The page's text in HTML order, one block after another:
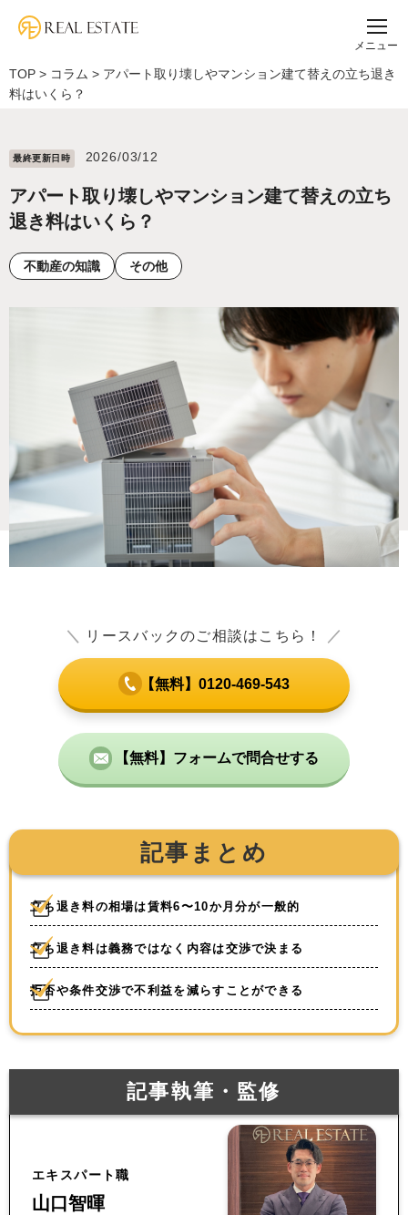
メニュー
TOP > コラム > アパート取り壊しやマンション建て替えの立ち退き
料はいくら？
最終更新⽇時 2026/03/12
アパート取り壊しやマンション建て替えの立ち
退き料はいくら？
不動産の知識 その他
＼ リースバックのご相談はこちら！ ／
【無料】0120-469-543
【無料】フォームで問合せする
記事まとめ
立ち退き料の相場は賃料6〜10か月分が一般的
立ち退き料は義務ではなく内容は交渉で決まる
拒否や条件交渉で不利益を減らすことができる
記事執筆・監修
エキスパート職
山口智暉